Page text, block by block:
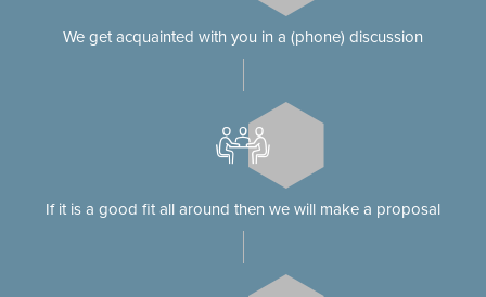
We get acquainted with you in a (phone) discussion
If it is a good fit all around then we will make a proposal